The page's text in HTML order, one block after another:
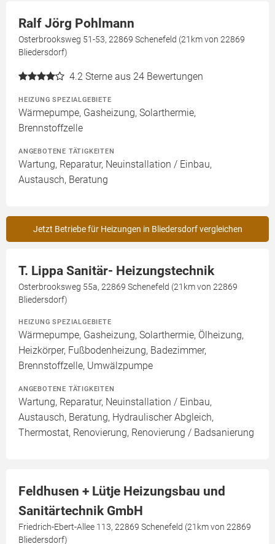
Ralf Jörg Pohlmann
Osterbrooksweg 51-53, 22869 Schenefeld (21km von 22869
Bliedersdorf)
4.2 Sterne aus 24 Bewertungen
HEIZUNG SPEZIALGEBIETE
Wärmepumpe, Gasheizung, Solarthermie,
Brennstoffzelle
ANGEBOTENE TÄTIGKEITEN
Wartung, Reparatur, Neuinstallation / Einbau,
Austausch, Beratung
Jetzt Betriebe für Heizungen in Bliedersdorf vergleichen
T. Lippa Sanitär- Heizungstechnik
Osterbrooksweg 55a, 22869 Schenefeld (21km von 22869
Bliedersdorf)
HEIZUNG SPEZIALGEBIETE
Wärmepumpe, Gasheizung, Solarthermie, Ölheizung,
Heizkörper, Fußbodenheizung, Badezimmer,
Brennstoffzelle, Umwälzpumpe
ANGEBOTENE TÄTIGKEITEN
Wartung, Reparatur, Neuinstallation / Einbau,
Austausch, Beratung, Hydraulischer Abgleich,
Thermostat, Renovierung, Renovierung / Badsanierung
Feldhusen + Lütje Heizungsbau und
Sanitärtechnik GmbH
Friedrich-Ebert-Allee 113, 22869 Schenefeld (21km von 22869
Bliedersdorf)